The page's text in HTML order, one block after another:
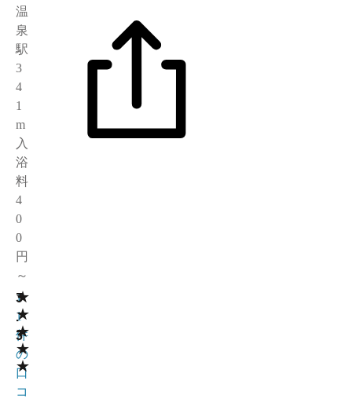
温
泉
駅
3
4
1
m
入
浴
料
4
0
0
円
～
★
★
★
★
★
3
.
3
1
1
件
の
口
コ